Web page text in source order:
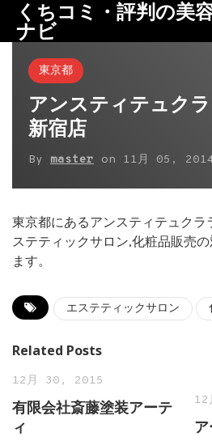
くちコミ・評判の美
ナビ
東京都
アンスティテュク
新宿店
By master on 11月 05,
東京都にあるアンスティテュクラ
ステティックサロン,化粧品販売
ます。
エステティックサロン
Related Posts
12月 30, 2015
有限会社斎藤塗装アーテ
ィ